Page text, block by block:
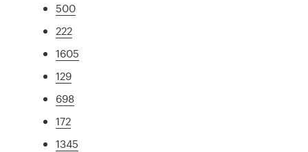
500
222
1605
129
698
172
1345